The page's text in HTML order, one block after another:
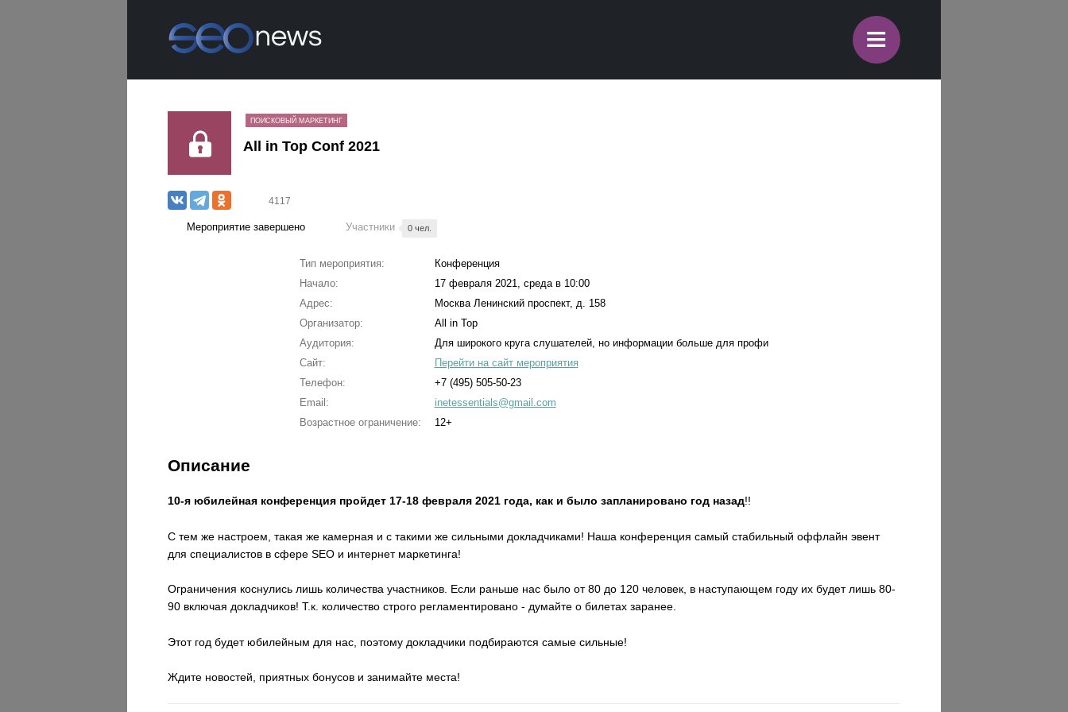
≡
ПОИСКОВЫЙ МАРКЕТИНГ
All in Top Conf 2021
4117
Мероприятие завершено Участники 0 чел.
Тип мероприятия:
Конференция
Начало:
17 февраля 2021, среда в 10:00
Адрес:
Москва Ленинский проспект, д. 158
Организатор:
All in Top
Аудитория:
Для широкого круга слушателей, но информации больше для профи
Сайт:
Перейти на сайт мероприятия
Телефон:
+7 (495) 505-50-23
Email:
inetessentials@gmail.com
Возрастное ограничение:
12+
Описание
10-я юбилейная конференция пройдет 17-18 февраля 2021 года, как и было запланировано год назад!!
С тем же настроем, такая же камерная и с такими же сильными докладчиками! Наша конференция самый стабильный оффлайн эвент
для специалистов в сфере SEO и интернет маркетинга!
Ограничения коснулись лишь количества участников. Если раньше нас было от 80 до 120 человек, в наступающем году их будет лишь 80-
90 включая докладчиков! Т.к. количество строго регламентировано - думайте о билетах заранее.
Этот год будет юбилейным для нас, поэтому докладчики подбираются самые сильные!
Ждите новостей, приятных бонусов и занимайте места!